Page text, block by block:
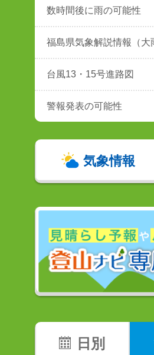
数時間後に雨の可能性
福島県気象解説情報（大
台風13・15号進路図
警報発表の可能性
気象情報
日別